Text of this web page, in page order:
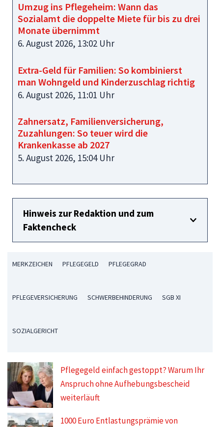
Umzug ins Pflegeheim: Wann das
Sozialamt die doppelte Miete für bis zu drei
Monate übernimmt
6. August 2026, 13:02 Uhr
Extra-Geld für Familien: So kombinierst
man Wohngeld und Kinderzuschlag richtig
6. August 2026, 11:01 Uhr
Zahnersatz, Familienversicherung,
Zuzahlungen: So teuer wird die
Krankenkasse ab 2027
5. August 2026, 15:04 Uhr
Hinweis zur Redaktion und zum
Faktencheck
MERKZEICHEN PFLEGEGELD PFLEGEGRAD
PFLEGEVERSICHERUNG SCHWERBEHINDERUNG SGB XI
SOZIALGERICHT
Pflegegeld einfach gestoppt? Warum Ihr
Anspruch ohne Aufhebungsbescheid
weiterläuft
1000 Euro Entlastungsprämie von